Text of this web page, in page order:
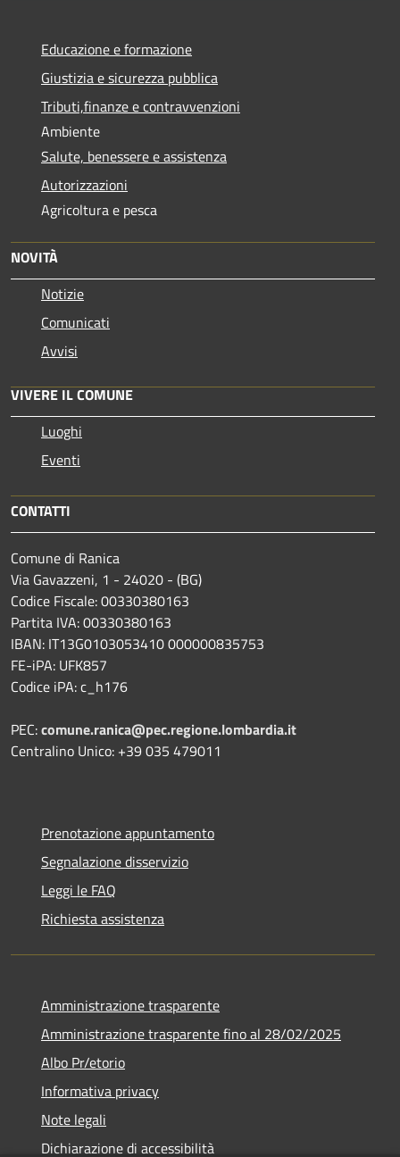
Educazione e formazione
Giustizia e sicurezza pubblica
Tributi,finanze e contravvenzioni
Ambiente
Salute, benessere e assistenza
Autorizzazioni
Agricoltura e pesca
NOVITÀ
Notizie
Comunicati
Avvisi
VIVERE IL COMUNE
Luoghi
Eventi
CONTATTI
Comune di Ranica
Via Gavazzeni, 1 - 24020 - (BG)
Codice Fiscale: 00330380163
Partita IVA: 00330380163
IBAN: IT13G0103053410 000000835753
FE-iPA: UFK857
Codice iPA: c_h176
PEC:comune.ranica@pec.regione.lombardia.it
Centralino Unico: +39 035 479011
Prenotazione appuntamento
Segnalazione disservizio
Leggi le FAQ
Richiesta assistenza
Amministrazione trasparente
Amministrazione trasparente fino al 28/02/2025
Albo Pr/etorio
Informativa privacy
Note legali
Dichiarazione di accessibilità